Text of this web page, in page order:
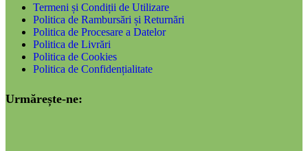
Termeni și Condiții de Utilizare
Politica de Rambursări și Returnări
Politica de Procesare a Datelor
Politica de Livrări
Politica de Cookies
Politica de Confidențialitate
Urmărește-ne: